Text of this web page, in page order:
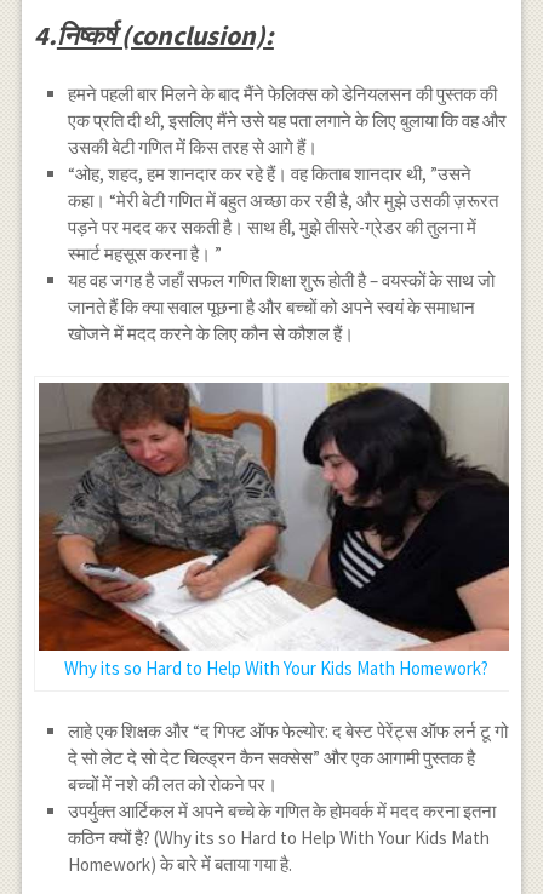
4.निष्कर्ष (conclusion):
हमने पहली बार मिलने के बाद मैंने फेलिक्स को डेनियलसन की पुस्तक की
एक प्रति दी थी, इसलिए मैंने उसे यह पता लगाने के लिए बुलाया कि वह और
उसकी बेटी गणित में किस तरह से आगे हैं।
“ओह, शहद, हम शानदार कर रहे हैं। वह किताब शानदार थी, ”उसने
कहा। “मेरी बेटी गणित में बहुत अच्छा कर रही है, और मुझे उसकी ज़रूरत
पड़ने पर मदद कर सकती है। साथ ही, मुझे तीसरे-ग्रेडर की तुलना में
स्मार्ट महसूस करना है। ”
यह वह जगह है जहाँ सफल गणित शिक्षा शुरू होती है – वयस्कों के साथ जो
जानते हैं कि क्या सवाल पूछना है और बच्चों को अपने स्वयं के समाधान
खोजने में मदद करने के लिए कौन से कौशल हैं।
Why its so Hard to Help With Your Kids Math Homework?
लाहे एक शिक्षक और “द गिफ्ट ऑफ फेल्योर: द बेस्ट पेरेंट्स ऑफ लर्न टू गो
दे सो लेट दे सो देट चिल्ड्रन कैन सक्सेस” और एक आगामी पुस्तक है
बच्चों में नशे की लत को रोकने पर।
उपर्युक्त आर्टिकल में अपने बच्चे के गणित के होमवर्क में मदद करना इतना
कठिन क्यों है? (Why its so Hard to Help With Your Kids Math
Homework) के बारे में बताया गया है.